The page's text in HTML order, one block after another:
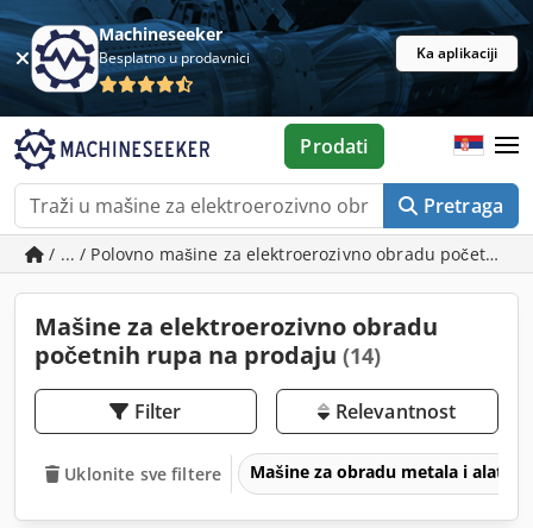
Machineseeker
Besplatno u prodavnici Ka aplikaciji
Pretraga
Prodati
/ ... / Polovno mašine za elektroerozivno obradu početnih
Mašine za elektroerozivno obradu
početnih rupa na prodaju (14)
Filter Relevantnost
Uklonite sve filtere Mašine za obradu metala i alatne